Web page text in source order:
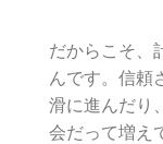
だからこそ、
んです。信頼
滑に進んだり
会だって増え